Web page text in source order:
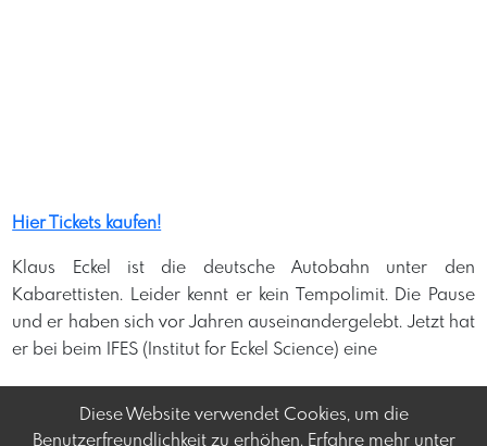
Hier Tickets kaufen!
Klaus Eckel ist die deutsche Autobahn unter den
Kabarettisten. Leider kennt er kein Tempolimit. Die Pause
und er haben sich vor Jahren auseinandergelebt. Jetzt hat
er bei beim IFES (Institut for Eckel Science) eine
Diese Website verwendet Cookies, um die
Benutzerfreundlichkeit zu erhöhen. Erfahre mehr unter